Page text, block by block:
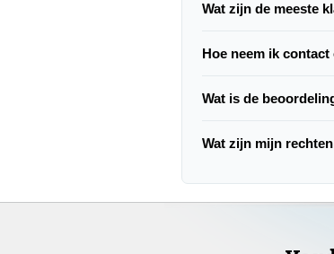
Wat zijn de meeste
Hoe neem ik
Wat is de
Wat zijn mijn